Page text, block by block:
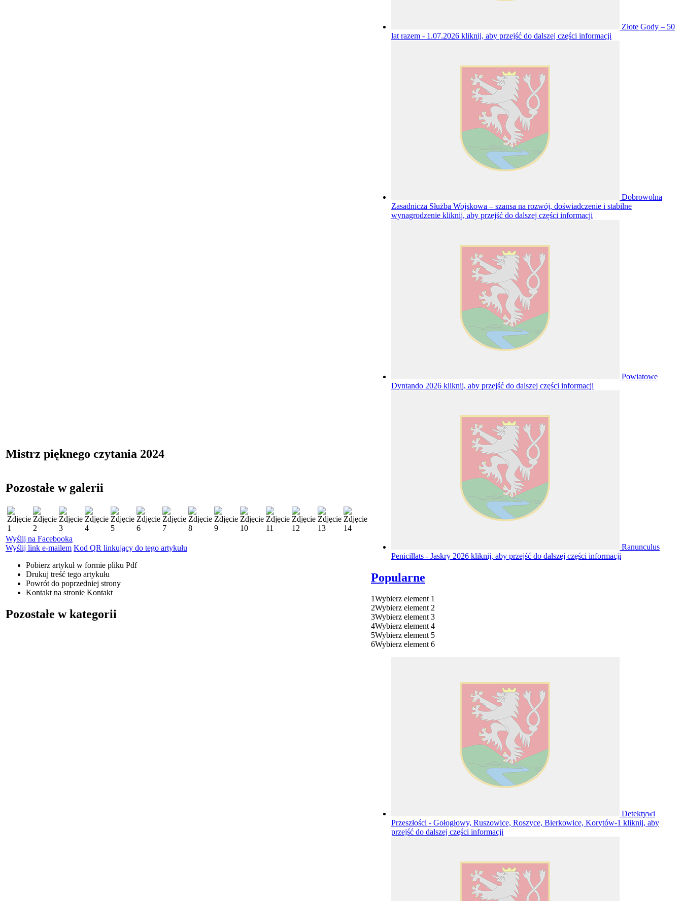
Mistrz pięknego czytania 2024
Pozostałe w galerii
Wyślij na Facebooka
Wyślij link e-mailem Kod QR linkujący do tego artykułu
Pobierz artykuł w formie pliku Pdf
Drukuj treść tego artykułu
Powrót do poprzedniej strony
Kontakt na stronie Kontakt
Pozostałe w kategorii
Złote Gody – 50
lat razem - 1.07.2026 kliknij, aby przejść do dalszej części informacji
Dobrowolna
Zasadnicza Służba Wojskowa – szansa na rozwój, doświadczenie i stabilne
wynagrodzenie kliknij, aby przejść do dalszej części informacji
Powiatowe
Dyntando 2026 kliknij, aby przejść do dalszej części informacji
Ranunculus
Penicillats - Jaskry 2026 kliknij, aby przejść do dalszej części informacji
Popularne
1Wybierz element 1
2Wybierz element 2
3Wybierz element 3
4Wybierz element 4
5Wybierz element 5
6Wybierz element 6
Detektywi
Przeszłości - Gołogłowy, Ruszowice, Roszyce, Bierkowice, Korytów-1 kliknij, aby
przejść do dalszej części informacji